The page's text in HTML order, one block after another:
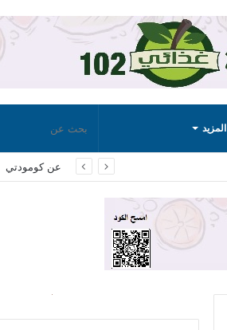
المزيد
عن كومودتي